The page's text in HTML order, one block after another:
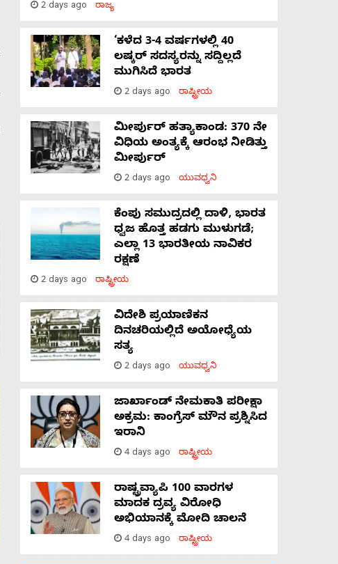
2 days ago ರಾಜ್ಯ
‘ಕಳೆದ 3-4 ವರ್ಷಗಳಲ್ಲಿ 40
ಲಷ್ಕರ್ ಸದಸ್ಯರನ್ನು ಸದ್ದಿಲ್ಲದೆ
ಮುಗಿಸಿದೆ ಭಾರತ
2 days ago ರಾಷ್ಟ್ರೀಯ
ಮೀರ್ಪುರ್ ಹತ್ಯಾಕಾಂಡ: 370 ನೇ
ವಿಧಿಯ ಅಂತ್ಯಕ್ಕೆ ಆರಂಭ ನೀಡಿತ್ತು
ಮೀರ್ಪುರ್
2 days ago ಯುವಧ್ವನಿ
ಕೆಂಪು ಸಮುದ್ರದಲ್ಲಿ ದಾಳಿ, ಭಾರತ
ಧ್ವಜ ಹೊತ್ತ ಹಡಗು ಮುಳುಗಡೆ;
ಎಲ್ಲಾ 13 ಭಾರತೀಯ ನಾವಿಕರ
ರಕ್ಷಣೆ
2 days ago ರಾಷ್ಟ್ರೀಯ
ವಿದೇಶಿ ಪ್ರಯಾಣಿಕನ
ದಿನಚರಿಯಲ್ಲಿದೆ ಅಯೋಧ್ಯೆಯ
ಸತ್ಯ
2 days ago ಯುವಧ್ವನಿ
ಜಾರ್ಖಾಂಡ್‌ ನೇಮಕಾತಿ ಪರೀಕ್ಷಾ
ಅಕ್ರಮ: ಕಾಂಗ್ರೆಸ್‌ ಮೌನ ಪ್ರಶ್ನಿಸಿದ
ಇರಾನಿ
4 days ago ರಾಷ್ಟ್ರೀಯ
ರಾಷ್ಟ್ರವ್ಯಾಪಿ 100 ವಾರಗಳ
ಮಾದಕ ದ್ರವ್ಯ ವಿರೋಧಿ
ಅಭಿಯಾನಕ್ಕೆ ಮೋದಿ ಚಾಲನೆ
4 days ago ರಾಷ್ಟ್ರೀಯ